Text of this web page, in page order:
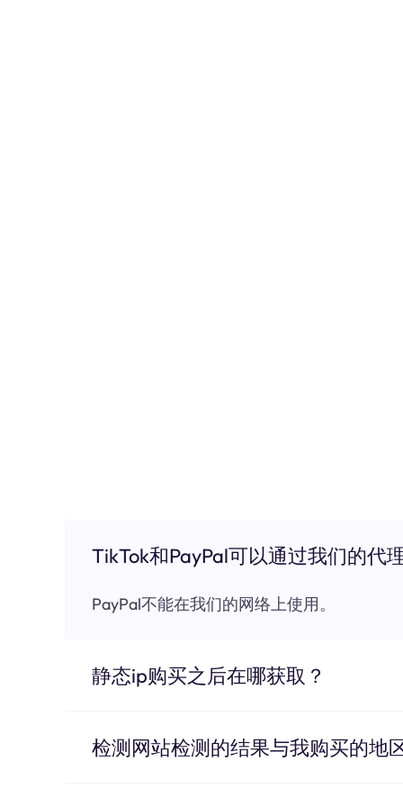
TikTok和PayPal可以通过我们的代
PayPal不能在我们的网络上使用。
静态ip购买之后在哪获取？
检测网站检测的结果与我购买的地